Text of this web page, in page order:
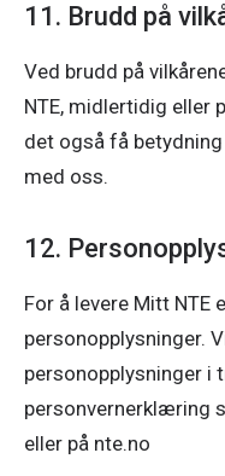
11. Brudd på
Ved brudd på
NTE, midlertidig eller
det også få
med oss.
12.
For å levere Mitt NTE
personopplysninger.
personopplysninger i
personvernerklæring
eller på nte.no